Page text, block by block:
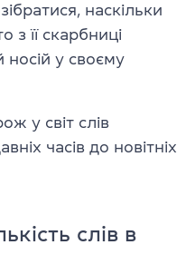
наскільки
з її скарбниці
носій у своєму
у світ слів
часів до новітніх
слів в